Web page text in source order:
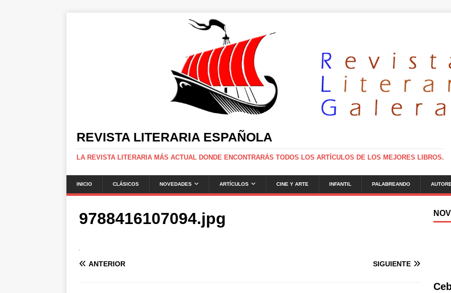
REVISTA LITERARIA ESPAÑOLA
LA REVISTA LITERARIA MÁS ACTUAL DONDE ENCONTRARÁS TODOS LOS ARTÍCULOS DE LOS MEJORES LIBROS.
INICIO CLÁSICOS NOVEDADES ARTÍCULOS CINE Y ARTE INFANTIL PALABREANDO
9788416107094.jpg
ANTERIOR SIGUIENTE